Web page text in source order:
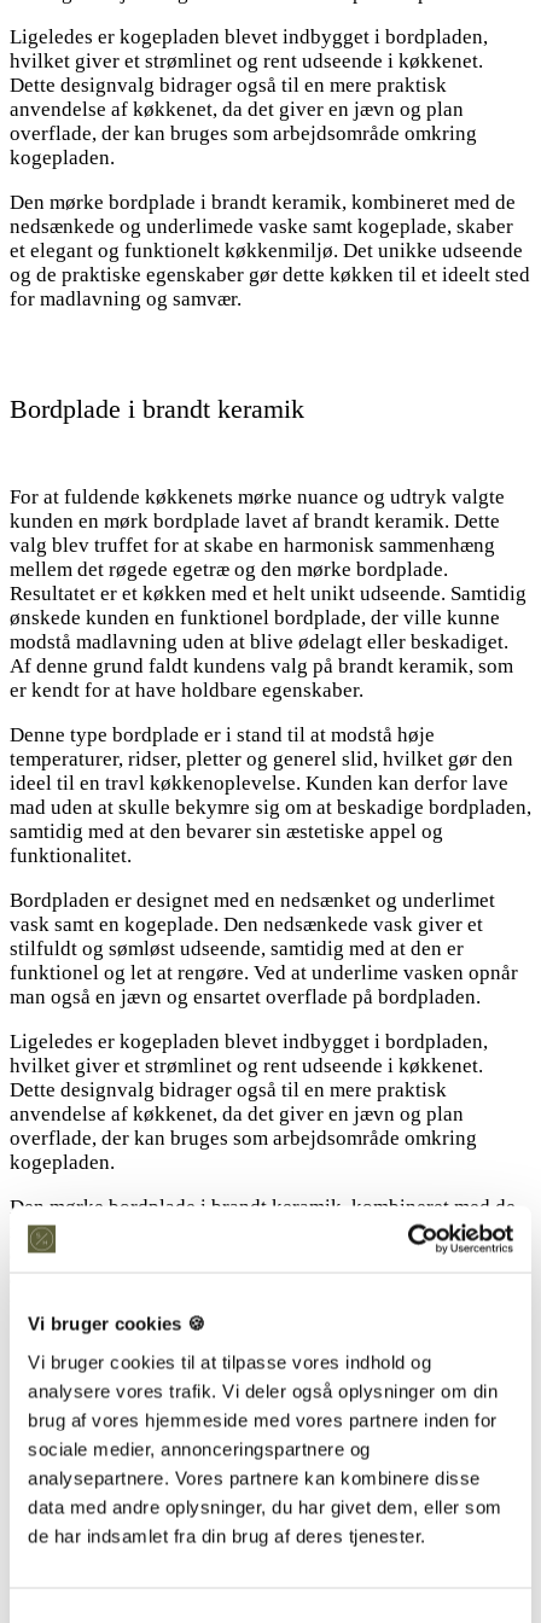
Vi bruger cookies 🍪
Vi bruger cookies til at tilpasse vores indhold og
analysere vores trafik. Vi deler også oplysninger om din
brug af vores hjemmeside med vores partnere inden for
sociale medier, annonceringspartnere og
analysepartnere. Vores partnere kan kombinere disse
data med andre oplysninger, du har givet dem, eller som
de har indsamlet fra din brug af deres tjenester.
Ligeledes er kogepladen blevet indbygget i bordpladen,
hvilket giver et strømlinet og rent udseende i køkkenet.
Dette designvalg bidrager også til en mere praktisk
anvendelse af køkkenet, da det giver en jævn og plan
overflade, der kan bruges som arbejdsområde omkring
kogepladen.
Den mørke bordplade i brandt keramik, kombineret med de
nedsænkede og underlimede vaske samt kogeplade, skaber
et elegant og funktionelt køkkenmiljø. Det unikke udseende
og de praktiske egenskaber gør dette køkken til et ideelt sted
for madlavning og samvær.
Bordplade i brandt keramik
For at fuldende køkkenets mørke nuance og udtryk valgte
kunden en mørk bordplade lavet af brandt keramik. Dette
valg blev truffet for at skabe en harmonisk sammenhæng
mellem det røgede egetræ og den mørke bordplade.
Resultatet er et køkken med et helt unikt udseende. Samtidig
ønskede kunden en funktionel bordplade, der ville kunne
modstå madlavning uden at blive ødelagt eller beskadiget.
Af denne grund faldt kundens valg på brandt keramik, som
er kendt for at have holdbare egenskaber.
Denne type bordplade er i stand til at modstå høje
temperaturer, ridser, pletter og generel slid, hvilket gør den
ideel til en travl køkkenoplevelse. Kunden kan derfor lave
mad uden at skulle bekymre sig om at beskadige bordpladen,
samtidig med at den bevarer sin æstetiske appel og
funktionalitet.
Bordpladen er designet med en nedsænket og underlimet
vask samt en kogeplade. Den nedsænkede vask giver et
stilfuldt og sømløst udseende, samtidig med at den er
funktionel og let at rengøre. Ved at underlime vasken opnår
man også en jævn og ensartet overflade på bordpladen.
Ligeledes er kogepladen blevet indbygget i bordpladen,
hvilket giver et strømlinet og rent udseende i køkkenet.
Dette designvalg bidrager også til en mere praktisk
anvendelse af køkkenet, da det giver en jævn og plan
overflade, der kan bruges som arbejdsområde omkring
kogepladen.
Den mørke bordplade i brandt keramik, kombineret med de
nedsænkede og underlimede vaske samt kogeplade, skaber
et elegant og funktionelt køkkenmiljø. Det unikke udseende